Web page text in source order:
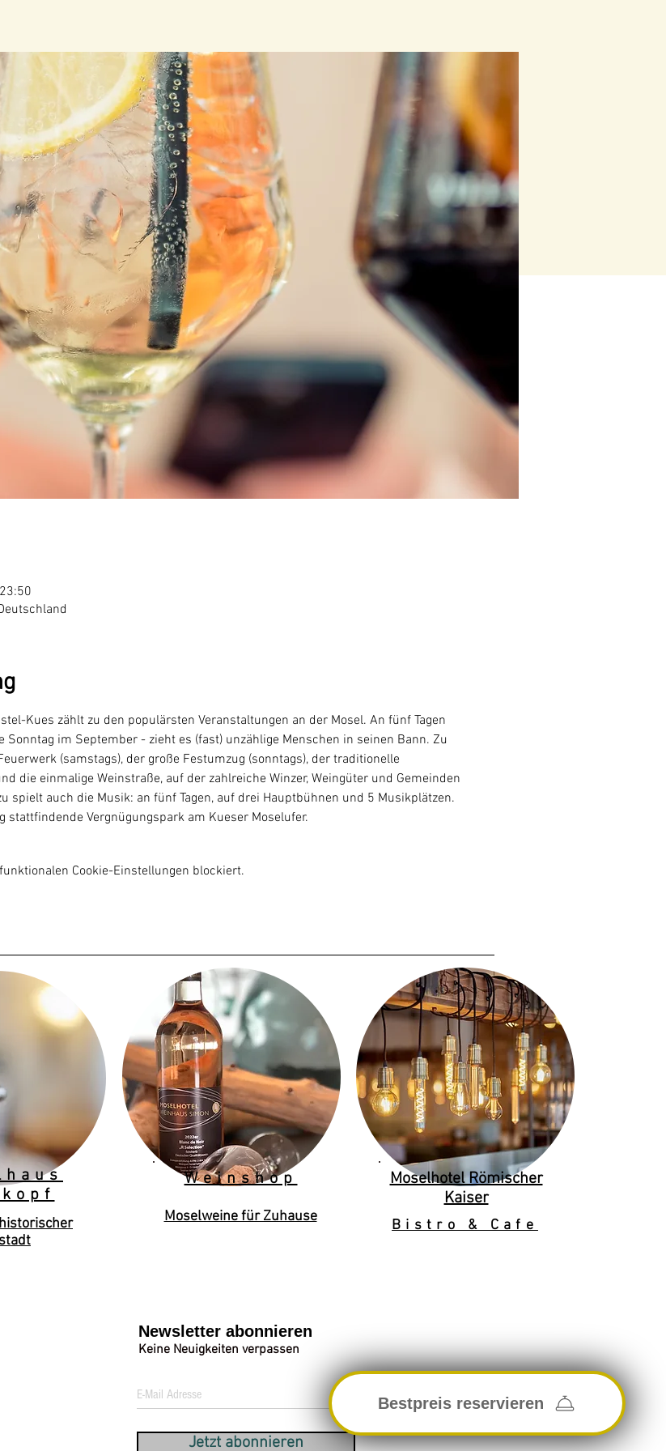
Kues zählt zu den populärsten Veranstaltungen an der Mosel. An fünf Tagen
im September - zieht es (fast) unzählige Menschen in seinen Bann. Zu
(samstags), der große Festumzug (sonntags), der traditionelle
die einmalige Weinstraße, auf der zahlreiche Winzer, Weingüter und Gemeinden
spielt auch die Musik: an fünf Tagen, auf drei Hauptbühnen und 5 Musikplätzen.
Vergnügungspark am Kueser Moselufer.
Cookie-Einstellungen blockiert.
Bestpreis reservieren
Weinshop
Moselweine für Zuhause
Moselhotel Römischer
Kaiser
Bistro & Cafe
Newsletter abonnieren
Keine Neuigkeiten verpassen
Jetzt abonnieren